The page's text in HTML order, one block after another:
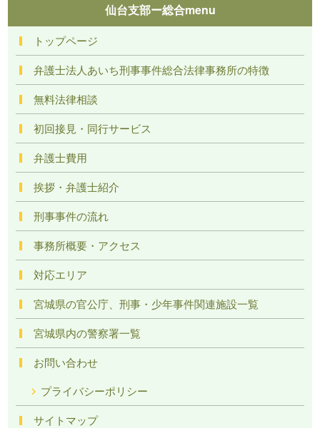
仙台支部ー総合menu
トップページ
弁護士法人あいち刑事事件総合法律事務所の特徴
無料法律相談
初回接見・同行サービス
弁護士費用
挨拶・弁護士紹介
刑事事件の流れ
事務所概要・アクセス
対応エリア
宮城県の官公庁、刑事・少年事件関連施設一覧
宮城県内の警察署一覧
お問い合わせ
プライバシーポリシー
サイトマップ